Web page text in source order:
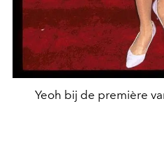
Yeoh bij de première